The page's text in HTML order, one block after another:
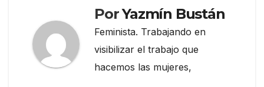
PorYazmín Bustán
Feminista. Trabajando en
visibilizar el trabajo que
hacemos las mujeres,